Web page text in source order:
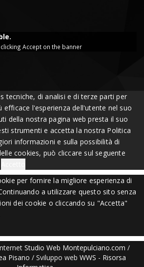
Accept on the banner
tecniche, di analisi e di terze parti per
efficace l'esperienza dell'utente nel suo
della nostra pagina web presta il suo
strumenti e accetta la nostra Politica
informazioni e sulla possibilità di
cookies, può cliccare sul seguente
per fornire la migliore esperienza di
a utilizzare questo sito senza
dei cookie o cliccando su "Accetta"
Studio Web Montepulciano.com /
Pisano / Sviluppo web WWS - Risorsa